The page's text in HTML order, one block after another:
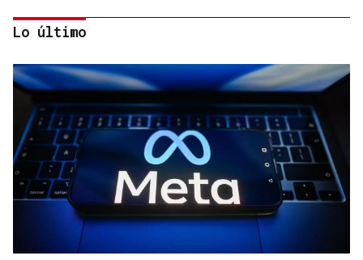
TERCERA FEDERACIÓN
El Arenteiro salda la deuda con los jugadores un
día antes del final del plazo
Lo último